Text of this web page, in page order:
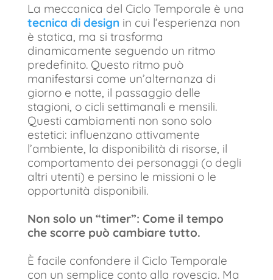
La meccanica del Ciclo Temporale è una
tecnica di design in cui l’esperienza non
è statica, ma si trasforma
dinamicamente seguendo un ritmo
predefinito. Questo ritmo può
manifestarsi come un’alternanza di
giorno e notte, il passaggio delle
stagioni, o cicli settimanali e mensili.
Questi cambiamenti non sono solo
estetici: influenzano attivamente
l’ambiente, la disponibilità di risorse, il
comportamento dei personaggi (o degli
altri utenti) e persino le missioni o le
opportunità disponibili.
Non solo un “timer”: Come il tempo
che scorre può cambiare tutto.
È facile confondere il Ciclo Temporale
con un semplice conto alla rovescia. Ma